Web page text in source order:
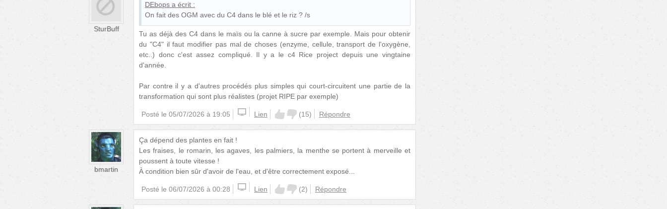
SturBuff
DEbops a écrit :
On fait des OGM avec du C4 dans le blé et le riz ? /s
Tu as déjà des C4 dans le maïs ou la canne à sucre par exemple. Mais pour obtenir
du "C4" il faut modifier pas mal de choses (enzyme, cellule, transport de l'oxygène,
etc..) donc c'est assez compliqué. Il y a le c4 Rice project depuis une vingtaine
d'année.
Par contre il y a d'autres procédés plus simples qui court-circuitent une partie de la
transformation qui sont plus réalistes (projet RIPE par exemple)
Posté le 05/07/2026 à 19:05 Lien (15) Répondre
bmartin
Ça dépend des plantes en fait !
Les fraises, le romarin, les agaves, les palmiers, la menthe se portent à merveille et
poussent à toute vitesse !
À condition bien sûr d'avoir de l'eau, et d'être correctement exposé...
Posté le 06/07/2026 à 00:28 Lien (2) Répondre